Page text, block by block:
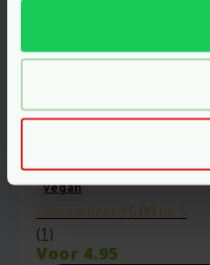
Natuurlijk
Pads Night – 10
vegan
Gewaardeerd 5.00 uit 5
(1)
Voor 4.95